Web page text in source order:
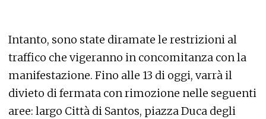
Intanto, sono state diramate le restrizioni al
traffico che vigeranno in concomitanza con la
manifestazione. Fino alle 13 di oggi, varrà il
divieto di fermata con rimozione nelle seguenti
aree: largo Città di Santos, piazza Duca degli